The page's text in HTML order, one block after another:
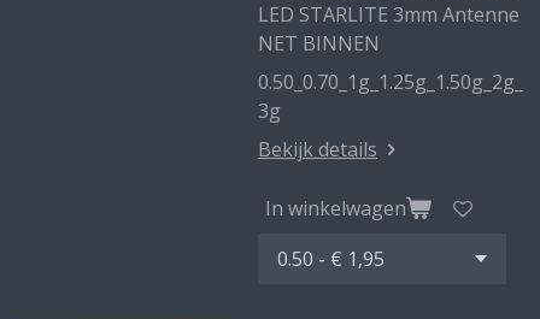
LED STARLITE 3mm Antenne
NET BINNEN
0.50_0.70_1g_1.25g_1.50g_2g_
3g
Bekijk details
In winkelwagen